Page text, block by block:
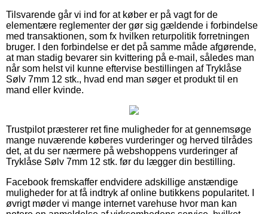
Tilsvarende går vi ind for at køber er på vagt for de
elementære reglementer der gør sig gældende i forbindelse
med transaktionen, som fx hvilken returpolitik forretningen
bruger. I den forbindelse er det på samme måde afgørende,
at man stadig bevarer sin kvittering på e-mail, således man
når som helst vil kunne eftervise bestillingen af Tryklåse
Sølv 7mm 12 stk., hvad end man søger et produkt til en
mand eller kvinde.
Trustpilot præsterer ret fine muligheder for at gennemsøge
mange nuværende køberes vurderinger og herved tilrådes
det, at du ser nærmere på webshoppens vurderinger af
Tryklåse Sølv 7mm 12 stk. før du lægger din bestilling.
Facebook fremskaffer endvidere adskillige anstændige
muligheder for at få indtryk af online butikkens popularitet. I
øvrigt møder vi mange internet varehuse hvor man kan